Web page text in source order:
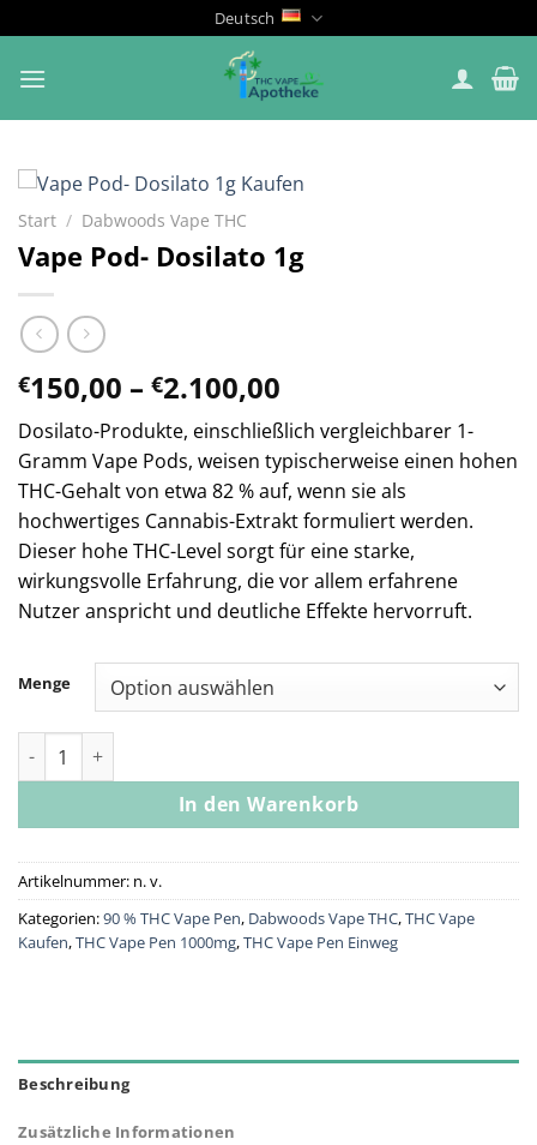
Inhalt
springen
Deutsch
Start / Dabwoods Vape THC
Vape Pod- Dosilato 1g
€150,00 – €2.100,00
€150,00
bis
€2.100,00
Dosilato-Produkte, einschließlich vergleichbarer 1-
Gramm Vape Pods, weisen typischerweise einen hohen
THC-Gehalt von etwa 82 % auf, wenn sie als
hochwertiges Cannabis-Extrakt formuliert werden.
Dieser hohe THC-Level sorgt für eine starke,
wirkungsvolle Erfahrung, die vor allem erfahrene
Nutzer anspricht und deutliche Effekte hervorruft.
Menge
Vape Pod- Dosilato 1g Menge
In den Warenkorb
Artikelnummer: n. v.
Kategorien:90 % THC Vape Pen, Dabwoods Vape THC,THC Vape
Kaufen,THC Vape Pen 1000mg,THC Vape Pen Einweg
Beschreibung
Zusätzliche Informationen